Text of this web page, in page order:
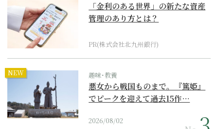
「金利のある世界」の新たな資産
管理のあり方とは？
PR(株式会社北九州銀行)
NEW 趣味･教養
悪女から戦国ものまで。『篤姫』
でピークを迎えて過去15作…
2026/08/02